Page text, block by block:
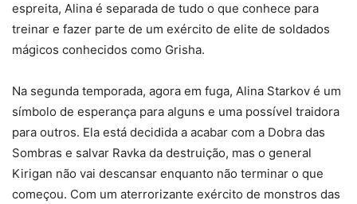
espreita, Alina é separada de tudo o que conhece para
treinar e fazer parte de um exército de elite de soldados
mágicos conhecidos como Grisha.
Na segunda temporada, agora em fuga, Alina Starkov é um
símbolo de esperança para alguns e uma possível traidora
para outros. Ela está decidida a acabar com a Dobra das
Sombras e salvar Ravka da destruição, mas o general
Kirigan não vai descansar enquanto não terminar o que
começou. Com um aterrorizante exército de monstros das